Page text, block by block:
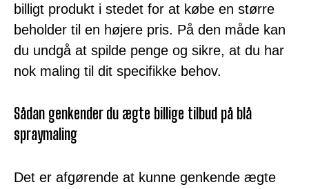
billigt produkt i stedet for at købe en større
beholder til en højere pris. På den måde kan
du undgå at spilde penge og sikre, at du har
nok maling til dit specifikke behov.
Sådan genkender du ægte billige tilbud på blå
spraymaling
Det er afgørende at kunne genkende ægte